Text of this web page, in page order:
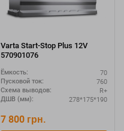
Varta Start-Stop Plus 12V
570901076
Ёмкость: 70
Пусковой ток: 760
Схема выводов: R+
ДШВ (мм): 278*175*190
7 800 грн.